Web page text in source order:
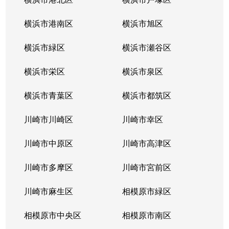
横浜市港南区 横浜市旭区
横浜市緑区 横浜市瀬谷区
横浜市栄区 横浜市泉区
横浜市青葉区 横浜市都筑区
川崎市川崎区 川崎市幸区
川崎市中原区 川崎市高津区
川崎市多摩区 川崎市宮前区
川崎市麻生区 相模原市緑区
相模原市中央区 相模原市南区